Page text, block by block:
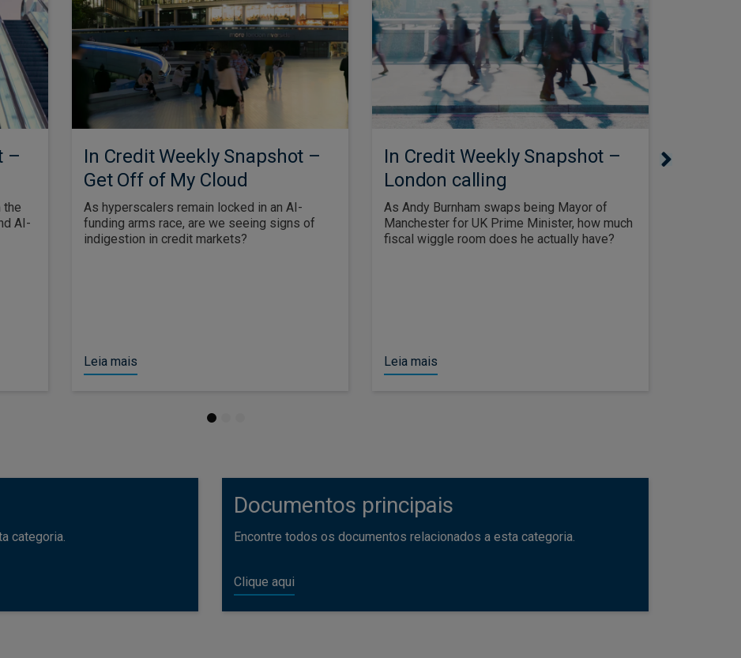
–
the
AI-
In Credit Weekly Snapshot –
Get Off of My Cloud
As hyperscalers remain locked in an AI-
funding arms race, are we seeing signs of
indigestion in credit markets?
Leia mais
In Credit Weekly Snapshot –
London calling
As Andy Burnham swaps being Mayor of
Manchester for UK Prime Minister, how much
fiscal wiggle room does he actually have?
Leia mais
categoria.
Documentos principais
Encontre todos os documentos relacionados a esta categoria.
Clique aqui